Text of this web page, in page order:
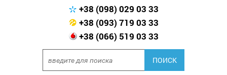
+38 (098) 029 03 33
+38 (093) 719 03 33
+38 (066) 519 03 33